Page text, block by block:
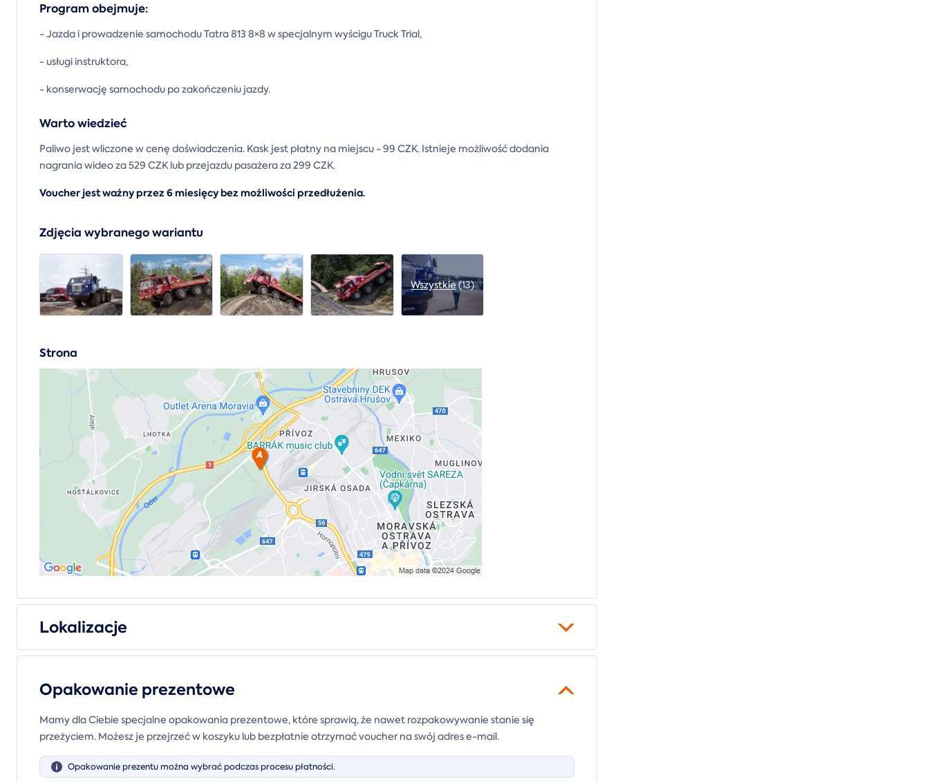
Program obejmuje:
- Jazda i prowadzenie samochodu Tatra 813 8×8 w specjalnym wyścigu Truck Trial,
- usługi instruktora,
- konserwację samochodu po zakończeniu jazdy.
Warto wiedzieć
Paliwo jest wliczone w cenę doświadczenia. Kask jest płatny na miejscu - 99 CZK. Istnieje możliwość dodania
nagrania wideo za 529 CZK lub przejazdu pasażera za 299 CZK.
Voucher jest ważny przez 6 miesięcy bez możliwości przedłużenia.
Zdjęcia wybranego wariantu
Wszystkie(13)
Strona
Lokalizacje
Opakowanie prezentowe
Mamy dla Ciebie specjalne opakowania prezentowe, które sprawią, że nawet rozpakowywanie stanie się
przeżyciem. Możesz je przejrzeć w koszyku lub bezpłatnie otrzymać voucher na swój adres e-mail.
Opakowanie prezentu można wybrać podczas procesu płatności.